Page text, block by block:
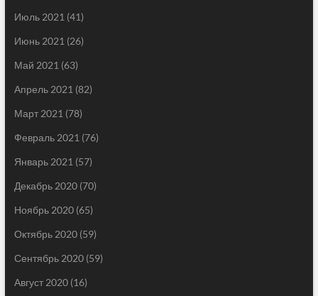
Июль 2021 (41)
Июнь 2021 (26)
Май 2021 (63)
Апрель 2021 (82)
Март 2021 (78)
Февраль 2021 (76)
Январь 2021 (57)
Декабрь 2020(70)
Ноябрь 2020(65)
Октябрь 2020(59)
Сентябрь 2020(59)
Август 2020(16)